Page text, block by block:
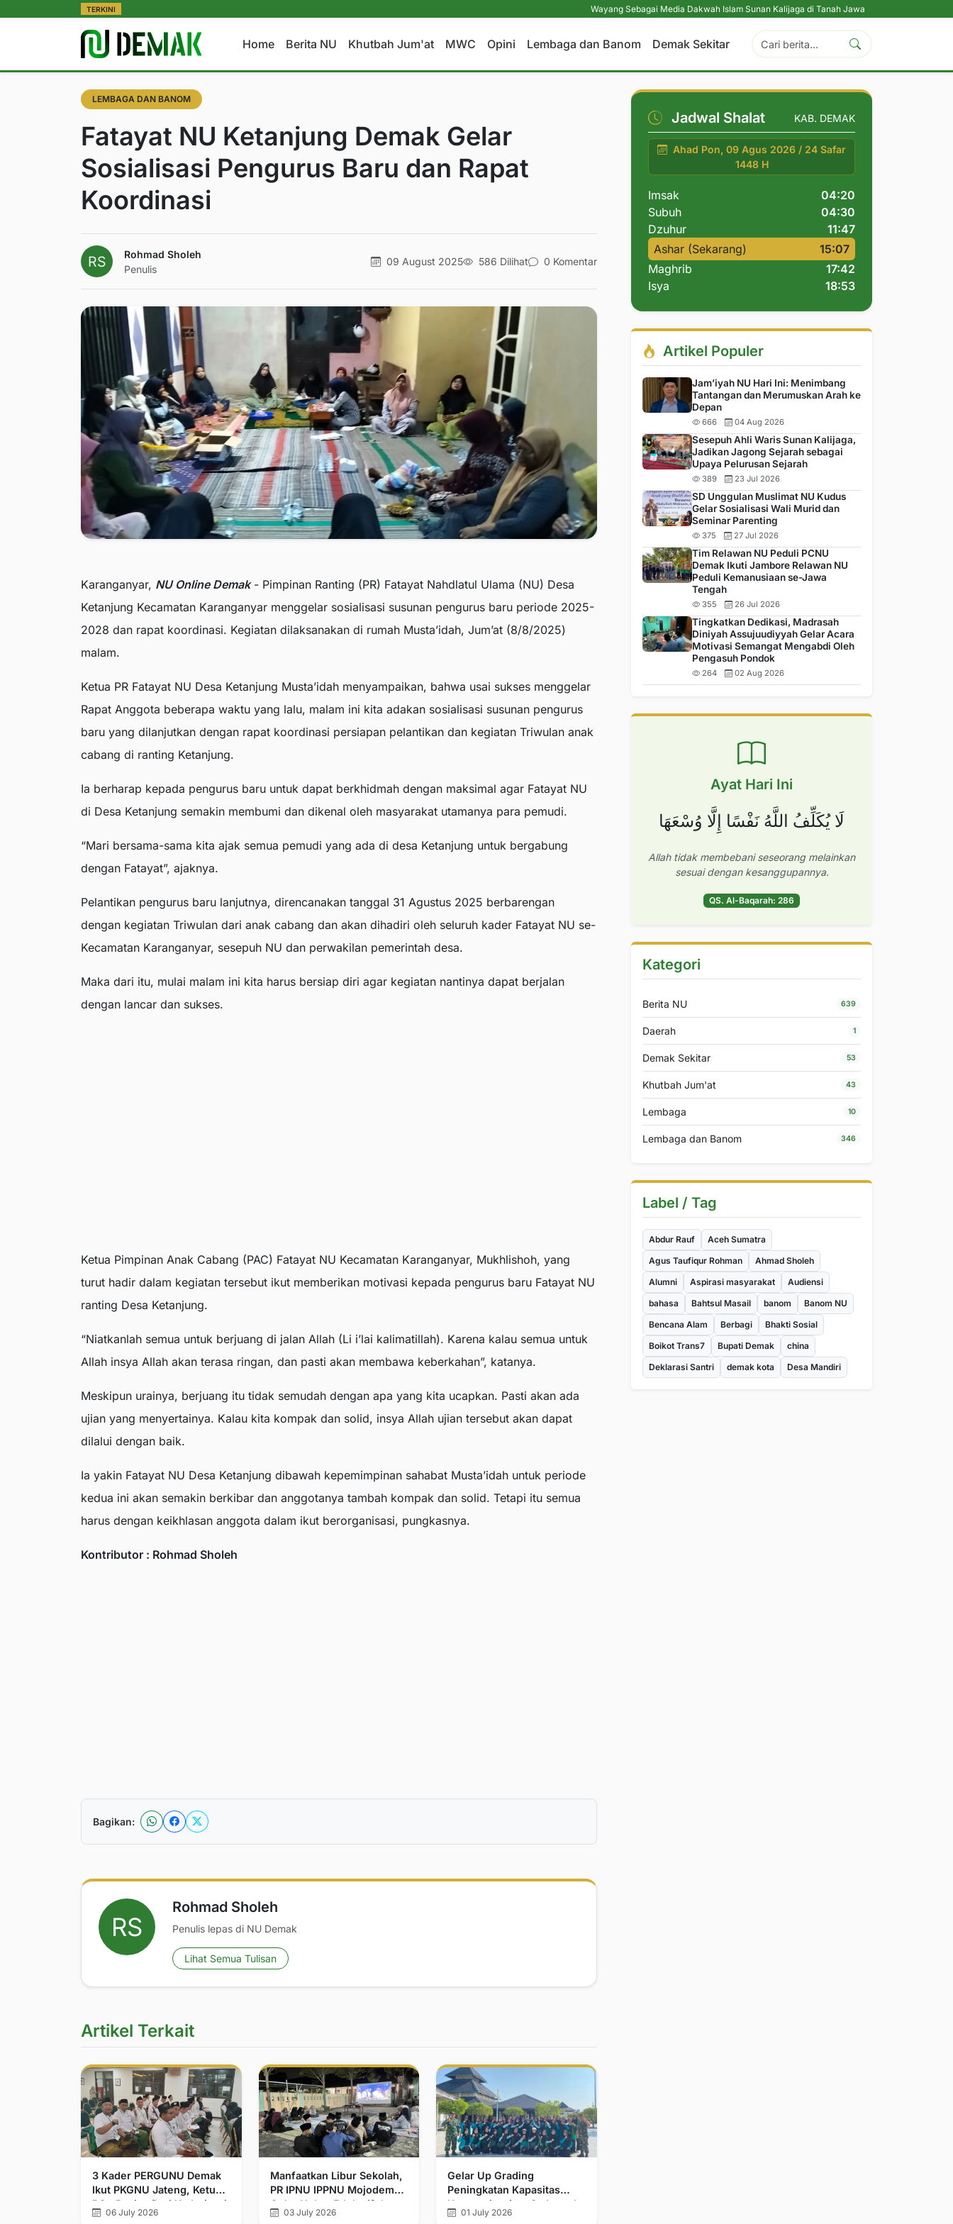
TERKINI Wayang Sebagai Media Dakwah Islam Sunan Kalijaga di Tanah Jawa | Pesantren Tetap Pendidikan
Home Berita NU Khutbah Jum'at MWC Opini Lembaga dan Banom Demak Sekitar
LEMBAGA DAN BANOM
Fatayat NU Ketanjung Demak Gelar
Sosialisasi Pengurus Baru dan Rapat
Koordinasi
Rohmad Sholeh
Penulis
09 August 2025 586 Dilihat 0 Komentar
Karanganyar, NU Online Demak- Pimpinan Ranting (PR) Fatayat Nahdlatul Ulama (NU) Desa
Ketanjung Kecamatan Karanganyar menggelar sosialisasi susunan pengurus baru periode 2025-
2028 dan rapat koordinasi. Kegiatan dilaksanakan di rumah Musta’idah, Jum’at (8/8/2025)
malam.
Ketua PR Fatayat NU Desa Ketanjung Musta’idah menyampaikan, bahwa usai sukses menggelar
Rapat Anggota beberapa waktu yang lalu, malam ini kita adakan sosialisasi susunan pengurus
baru yang dilanjutkan dengan rapat koordinasi persiapan pelantikan dan kegiatan Triwulan anak
cabang di ranting Ketanjung.
Ia berharap kepada pengurus baru untuk dapat berkhidmah dengan maksimal agar Fatayat NU
di Desa Ketanjung semakin membumi dan dikenal oleh masyarakat utamanya para pemudi.
“Mari bersama-sama kita ajak semua pemudi yang ada di desa Ketanjung untuk bergabung
dengan Fatayat”, ajaknya.
Pelantikan pengurus baru lanjutnya, direncanakan tanggal 31 Agustus 2025 berbarengan
dengan kegiatan Triwulan dari anak cabang dan akan dihadiri oleh seluruh kader Fatayat NU se-
Kecamatan Karanganyar, sesepuh NU dan perwakilan pemerintah desa.
Maka dari itu, mulai malam ini kita harus bersiap diri agar kegiatan nantinya dapat berjalan
dengan lancar dan sukses.
Ketua Pimpinan Anak Cabang (PAC) Fatayat NU Kecamatan Karanganyar, Mukhlishoh, yang
turut hadir dalam kegiatan tersebut ikut memberikan motivasi kepada pengurus baru Fatayat NU
ranting Desa Ketanjung.
“Niatkanlah semua untuk berjuang di jalan Allah (Li i’lai kalimatillah). Karena kalau semua untuk
Allah insya Allah akan terasa ringan, dan pasti akan membawa keberkahan”, katanya.
Meskipun urainya, berjuang itu tidak semudah dengan apa yang kita ucapkan. Pasti akan ada
ujian yang menyertainya. Kalau kita kompak dan solid, insya Allah ujian tersebut akan dapat
dilalui dengan baik.
Ia yakin Fatayat NU Desa Ketanjung dibawah kepemimpinan sahabat Musta’idah untuk periode
kedua ini akan semakin berkibar dan anggotanya tambah kompak dan solid. Tetapi itu semua
harus dengan keikhlasan anggota dalam ikut berorganisasi, pungkasnya.
Kontributor : Rohmad Sholeh
Bagikan:
Rohmad Sholeh
Penulis lepas di NU Demak
Lihat Semua Tulisan
Artikel Terkait
3 Kader PERGUNU Demak
Ikut PKGNU Jateng, Ketua
PC : Bagian Dari Kaderisasi
06 July 2026
Manfaatkan Libur Sekolah,
PR IPNU IPPNU Mojodemak
Gelar Nobar Edukatif dan
Luruskan Niat
03 July 2026
Gelar Up Grading
Peningkatan Kapasitas
Keorganisasian, Satkorcab
GARFA NU Demak
01 July 2026
Jadwal Shalat KAB. DEMAK
Ahad Pon, 09 Agus 2026 / 24 Safar
1448 H
Imsak
04:20
Subuh
04:30
Dzuhur
11:47
Ashar (Sekarang)
15:07
Maghrib
17:42
Isya
18:53
Artikel Populer
Jam’iyah NU Hari Ini: Menimbang
Tantangan dan Merumuskan Arah ke
Depan
666 04 Aug 2026
Sesepuh Ahli Waris Sunan Kalijaga,
Jadikan Jagong Sejarah sebagai
Upaya Pelurusan Sejarah
389 23 Jul 2026
SD Unggulan Muslimat NU Kudus
Gelar Sosialisasi Wali Murid dan
Seminar Parenting
375 27 Jul 2026
Tim Relawan NU Peduli PCNU
Demak Ikuti Jambore Relawan NU
Peduli Kemanusiaan se-Jawa
Tengah
355 26 Jul 2026
Tingkatkan Dedikasi, Madrasah
Diniyah Assujuudiyyah Gelar Acara
Motivasi Semangat Mengabdi Oleh
Pengasuh Pondok
264 02 Aug 2026
Ayat Hari Ini
لَا يُكَلِّفُ اللَّهُ نَفْسًا إِلَّا وُسْعَهَا
Allah tidak membebani seseorang melainkan
sesuai dengan kesanggupannya.
QS. Al-Baqarah: 286
Kategori
Berita NU 639
Daerah 1
Demak Sekitar 53
Khutbah Jum'at 43
Lembaga 10
Lembaga dan Banom 346
Label / Tag
Abdur Rauf
Aceh Sumatra
Agus Taufiqur Rohman
Ahmad Sholeh
Alumni
Aspirasi masyarakat
Audiensi
bahasa
Bahtsul Masail banom
Banom NU
Bencana Alam
Berbagi
Bhakti Sosial
Boikot Trans7
Bupati Demak
china
Deklarasi Santri
demak kota Desa Mandiri